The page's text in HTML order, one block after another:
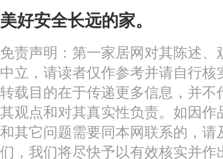
美好安全长远的家。
免责声明：第一家居网对其陈述、
中立，请读者仅作参考并请自行核
转载目的在于传递更多信息，并不
其观点和对其真实性负责。如因作
和其它问题需要同本网联系的，请
们，我们将尽快予以有效核实并作